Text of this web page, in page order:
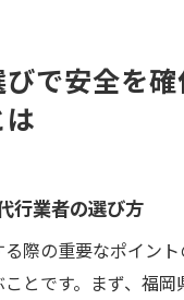
できる運転代行業者
センス取得の運転代行
での実績ある業者の特
イトを活用した信頼
の透明性と安全性の
で安全を
行業者の選び方
際の重要なポイン
とです。まず、福